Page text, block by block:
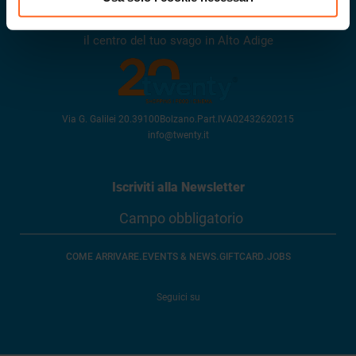
Twenty
il centro del tuo svago in Alto Adige
Via G. Galilei 20.39100 Bolzano. Part.IVA02432620215
info@twenty.it
Iscriviti alla Newsletter
COME ARRIVARE. EVENTS & NEWS.GIFTCARD.JOBS
Seguici su